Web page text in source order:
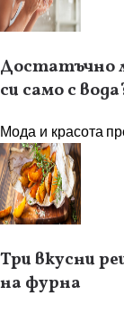
Достатъчно
си само с
Мода и красота
Три вкусни
на фурна